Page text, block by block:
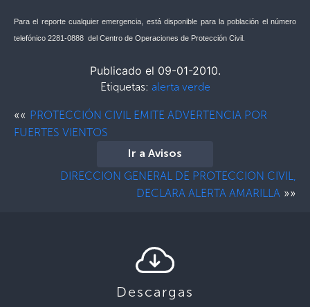
Para el reporte cualquier emergencia, está disponible para la población el número
telefónico 2281-0888 del Centro de Operaciones de Protección Civil.
Publicado el 09-01-2010.
Etiquetas: alerta verde
«« PROTECCIÓN CIVIL EMITE ADVERTENCIA POR
FUERTES VIENTOS
Ir a Avisos
DIRECCION GENERAL DE PROTECCION CIVIL,
DECLARA ALERTA AMARILLA »»
Descargas